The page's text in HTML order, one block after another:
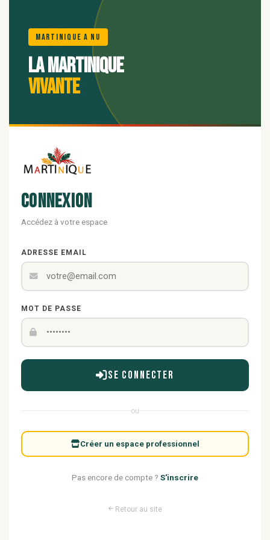
🌺
Martinique A Nu
La Martinique
vivante
Connexion
Accédez à votre espace
ADRESSE EMAIL
MOT DE PASSE
Se connecter
ou
Créer un espace professionnel
Pas encore de compte ? S'inscrire
Retour au site